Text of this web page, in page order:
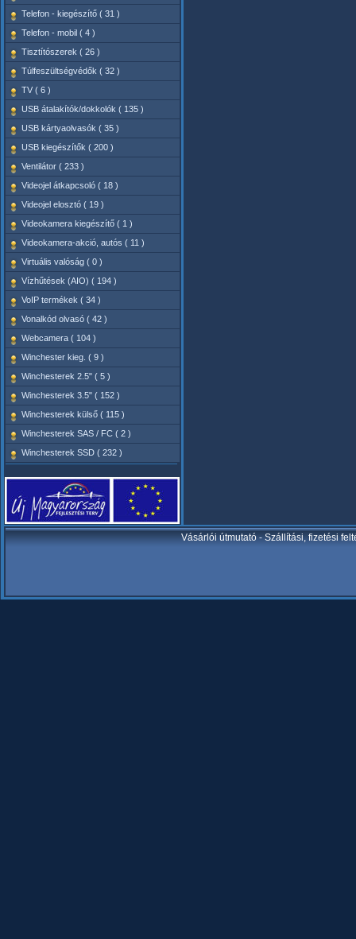
Telefon - kiegészítő ( 31 )
Telefon - mobil ( 4 )
Tisztítószerek ( 26 )
Túlfeszültségvédők ( 32 )
TV ( 6 )
USB átalakítók/dokkolók ( 135 )
USB kártyaolvasók ( 35 )
USB kiegészítők ( 200 )
Ventilátor ( 233 )
Videojel átkapcsoló ( 18 )
Videojel elosztó ( 19 )
Videokamera kiegészítő ( 1 )
Videokamera-akció, autós ( 11 )
Virtuális valóság ( 0 )
Vízhűtések (AIO) ( 194 )
VoIP termékek ( 34 )
Vonalkód olvasó ( 42 )
Webcamera ( 104 )
Winchester kieg. ( 9 )
Winchesterek 2.5" ( 5 )
Winchesterek 3.5" ( 152 )
Winchesterek külső ( 115 )
Winchesterek SAS / FC ( 2 )
Winchesterek SSD ( 232 )
Vásárlói útmutató-Szállítási, fizetési